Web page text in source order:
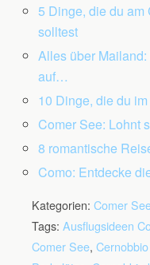
5 Dinge, die du am
solltest
Alles über
auf…
10 Dinge, die du
Comer See: Lohnt
8 romantische
Como: Entdecke
Kategorien: Comer
Tags: Ausflugsideen
Comer See,